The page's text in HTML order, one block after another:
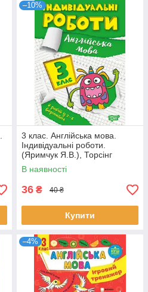
–10%
3 клас. Англійська мова.
Індивідуальні роботи.
(Яримчук Я.В.), Торсінг
В наявності
36 ₴ 40 ₴
Купити
–4%